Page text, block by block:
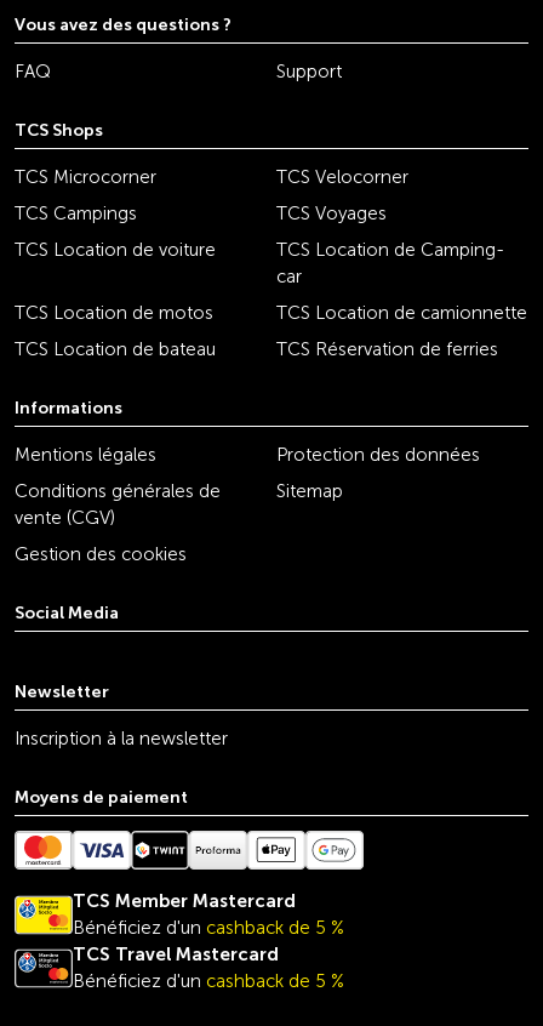
Vous avez des questions ?
FAQ Support
TCS Shops
TCS Microcorner
TCS Velocorner
TCS Campings
TCS Voyages
TCS Location de voiture
TCS Location de Camping-
car
TCS Location de motos
TCS Location de camionnette
TCS Location de bateau
TCS Réservation de ferries
Informations
Mentions légales
Protection des données
Conditions générales de
vente (CGV)
Sitemap
Gestion des cookies
Social Media
Newsletter
Inscription à la newsletter
Moyens de paiement
TCS Member Mastercard
Bénéficiez d'un cashback de 5 %
TCS Travel Mastercard
Bénéficiez d'un cashback de 5 %